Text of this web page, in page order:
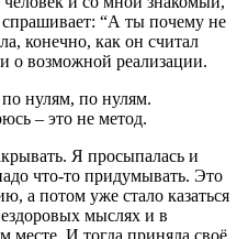
спрашивает: “А ты почему не
конечно, как он считал
возможной реализации.
нулям, по нулям.
– это не метод.
Я просыпалась и
что-то придумывать. Это
а потом уже стало казаться
мыслях и в
месте. И тогда приняла своё